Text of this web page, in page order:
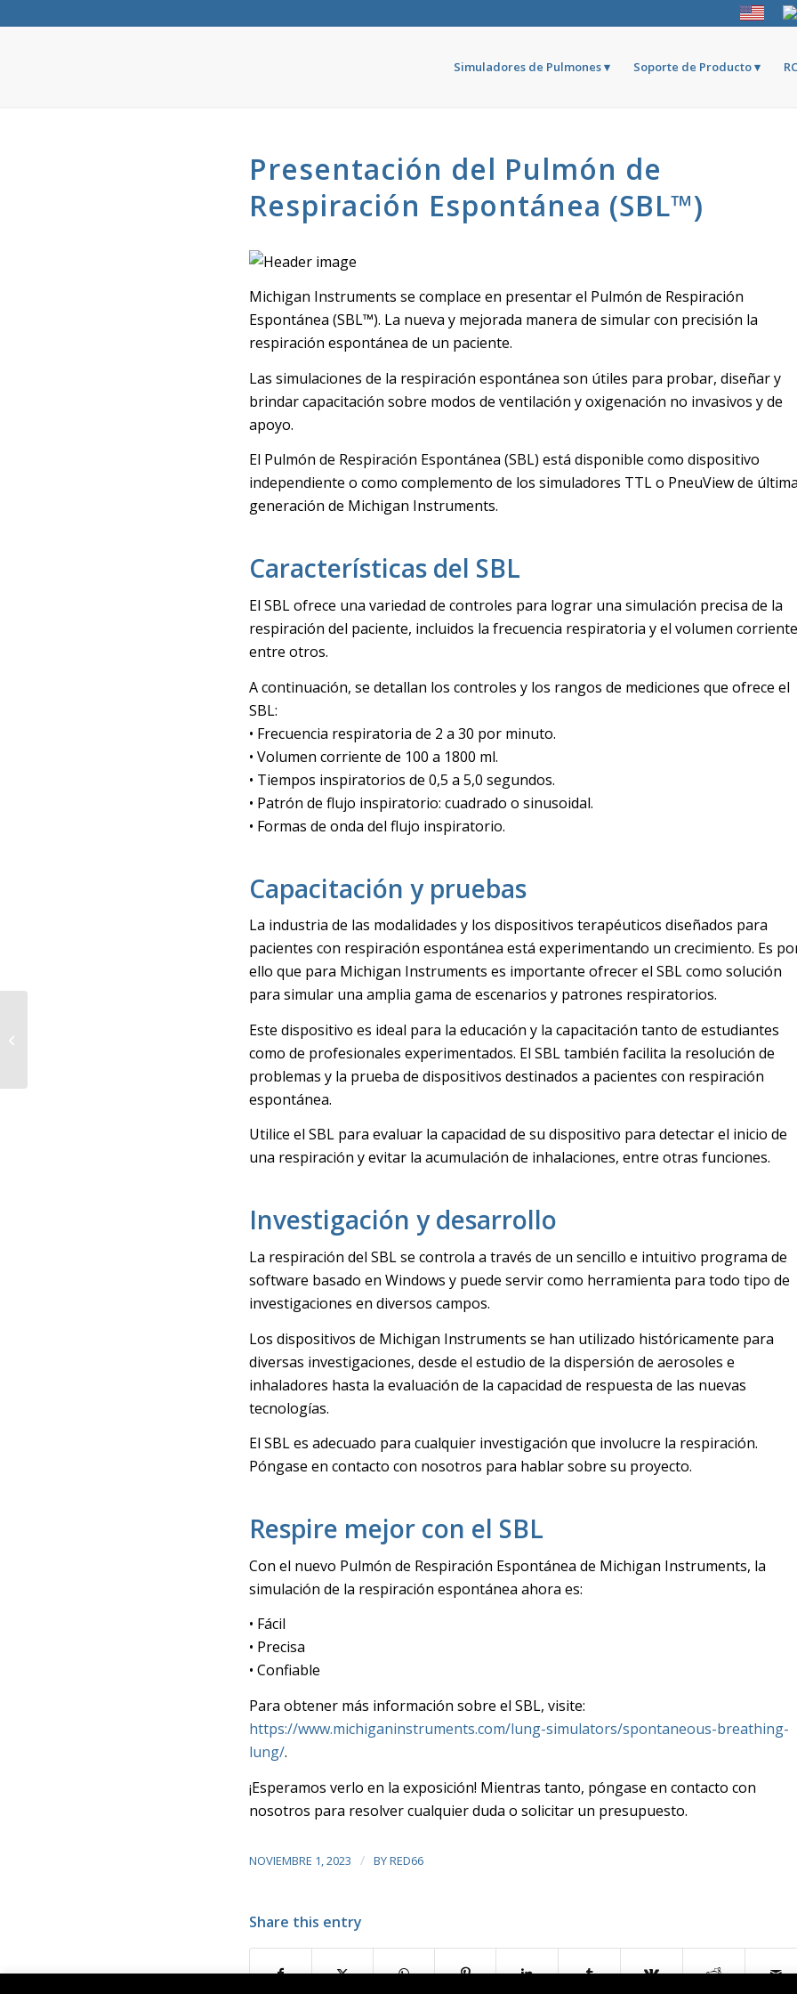
Simuladores de Pulmones Soporte de Producto
Presentación del Pulmón de
Respiración Espontánea (SBL™)
Michigan Instruments se complace en presentar el Pulmón de Respiración
Espontánea (SBL™). La nueva y mejorada manera de simular con precisión la
respiración espontánea de un paciente.
Las simulaciones de la respiración espontánea son útiles para probar, diseñar y
brindar capacitación sobre modos de ventilación y oxigenación no invasivos y de
apoyo.
El Pulmón de Respiración Espontánea (SBL) está disponible como dispositivo
independiente o como complemento de los simuladores TTL o PneuView de
generación de Michigan Instruments.
Características del SBL
El SBL ofrece una variedad de controles para lograr una simulación precisa de la
respiración del paciente, incluidos la frecuencia respiratoria y el volumen
entre otros.
A continuación, se detallan los controles y los rangos de mediciones que ofrece el
SBL:
• Frecuencia respiratoria de 2 a 30 por minuto.
• Volumen corriente de 100 a 1800 ml.
• Tiempos inspiratorios de 0,5 a 5,0 segundos.
• Patrón de flujo inspiratorio: cuadrado o sinusoidal.
• Formas de onda del flujo inspiratorio.
Capacitación y pruebas
La industria de las modalidades y los dispositivos terapéuticos diseñados para
pacientes con respiración espontánea está experimentando un crecimiento. Es
ello que para Michigan Instruments es importante ofrecer el SBL como solución
para simular una amplia gama de escenarios y patrones respiratorios.
Este dispositivo es ideal para la educación y la capacitación tanto de estudiantes
como de profesionales experimentados. El SBL también facilita la resolución de
problemas y la prueba de dispositivos destinados a pacientes con respiración
espontánea.
Utilice el SBL para evaluar la capacidad de su dispositivo para detectar el inicio de
una respiración y evitar la acumulación de inhalaciones, entre otras funciones.
Investigación y desarrollo
La respiración del SBL se controla a través de un sencillo e intuitivo programa de
software basado en Windows y puede servir como herramienta para todo tipo de
investigaciones en diversos campos.
Los dispositivos de Michigan Instruments se han utilizado históricamente para
diversas investigaciones, desde el estudio de la dispersión de aerosoles e
inhaladores hasta la evaluación de la capacidad de respuesta de las nuevas
tecnologías.
El SBL es adecuado para cualquier investigación que involucre la respiración.
Póngase en contacto con nosotros para hablar sobre su proyecto.
Respire mejor con el SBL
Con el nuevo Pulmón de Respiración Espontánea de Michigan Instruments, la
simulación de la respiración espontánea ahora es:
• Fácil
• Precisa
• Confiable
Para obtener más información sobre el SBL, visite:
https://www.michiganinstruments.com/lung-simulators/spontaneous-breathing-
lung/.
¡Esperamos verlo en la exposición! Mientras tanto, póngase en contacto con
nosotros para resolver cualquier duda o solicitar un presupuesto.
NOVIEMBRE 1, 2023 / BYRED66
Share this entry